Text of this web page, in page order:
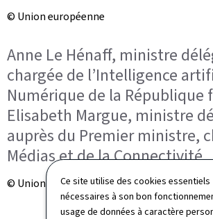
Ce site utilise des cookies essentiels
nécessaires à son bon
usage de données à caractère
© Union européenne
Anne Le Hénaff, ministre
chargée de l’Intelligence
Numérique de la République
Elisabeth Margue, ministre
auprès du Premier ministre,
Médias et de la Connectivité
© Union européenne